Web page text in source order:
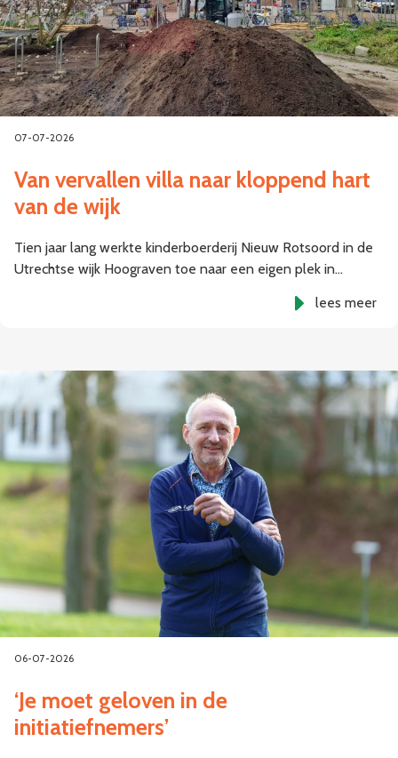
07-07-2026
Van vervallen villa naar kloppend hart
van de wijk
Tien jaar lang werkte kinderboerderij Nieuw Rotsoord in de
Utrechtse wijk Hoograven toe naar een eigen plek in…
lees meer
06-07-2026
‘Je moet geloven in de
initiatiefnemers’